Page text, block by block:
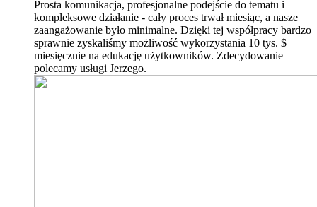
Prosta komunikacja, profesjonalne podejście do tematu i
kompleksowe działanie - cały proces trwał miesiąc, a nasze
zaangażowanie było minimalne. Dzięki tej współpracy bardzo
sprawnie zyskaliśmy możliwość wykorzystania 10 tys. $
miesięcznie na edukację użytkowników. Zdecydowanie
polecamy usługi Jerzego.